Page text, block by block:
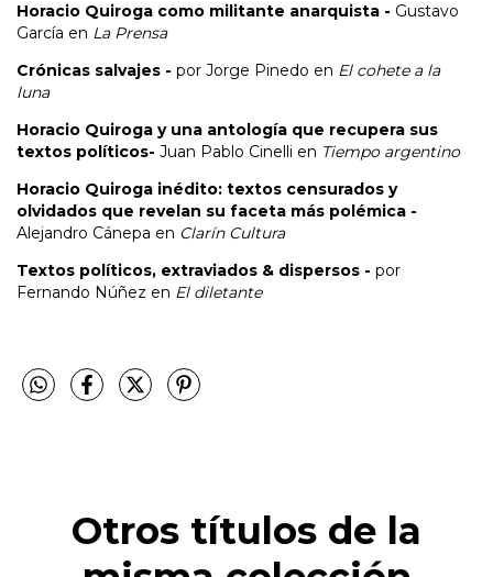
Horacio Quiroga como militante anarquista - Gustavo
García en La Prensa
Crónicas salvajes - por Jorge Pinedo en El cohete a la
luna
Horacio Quiroga y una antología que recupera sus
textos políticos- Juan Pablo Cinelli en Tiempo argentino
Horacio Quiroga inédito: textos censurados y
olvidados que revelan su faceta más polémica -
Alejandro Cánepa en Clarín Cultura
Textos políticos, extraviados & dispersos - por
Fernando Núñez en El diletante
Otros títulos de la